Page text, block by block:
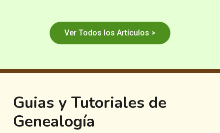
Ver Todos los Artículos >
Guias y Tutoriales de
Genealogía